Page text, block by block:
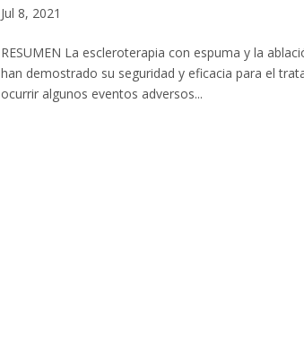
Jul 8, 2021
RESUMEN La escleroterapia con espuma y la
han demostrado su seguridad y eficacia para el
ocurrir algunos eventos adversos...